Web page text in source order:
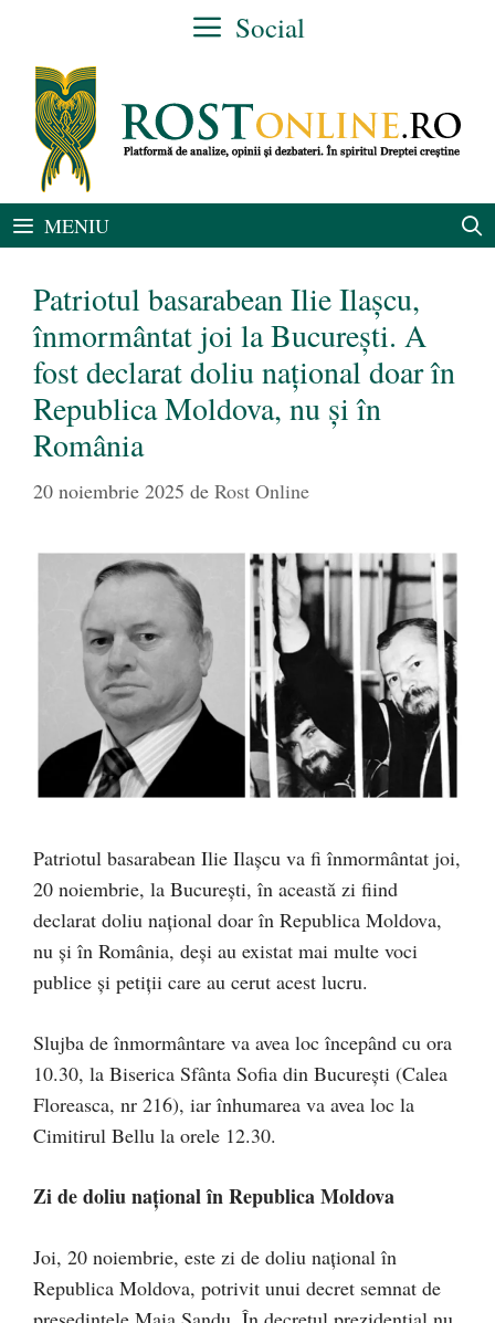
conținut
Social
MENIU
Patriotul basarabean Ilie Ilașcu,
înmormântat joi la București. A
fost declarat doliu național doar în
Republica Moldova, nu și în
România
20 noiembrie 2025 de Rost Online
Patriotul basarabean Ilie Ilașcu va fi înmormântat joi,
20 noiembrie, la București, în această zi fiind
declarat doliu național doar în Republica Moldova,
nu și în România, deși au existat mai multe voci
publice și petiții care au cerut acest lucru.
Slujba de înmormântare va avea loc începând cu ora
10.30, la Biserica Sfânta Sofia din București (Calea
Floreasca, nr 216), iar înhumarea va avea loc la
Cimitirul Bellu la orele 12.30.
Zi de doliu național în Republica Moldova
Joi, 20 noiembrie, este zi de doliu național în
Republica Moldova, potrivit unui decret semnat de